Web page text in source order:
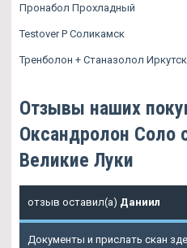
Пронабол Прохладный
Testover P Соликамск
Тренболон + Станазолол Иркутск
Отзывы наших
Оксандролон Соло
Великие Луки
отзыв оставил(а) Даниил
Документы и прислать скан